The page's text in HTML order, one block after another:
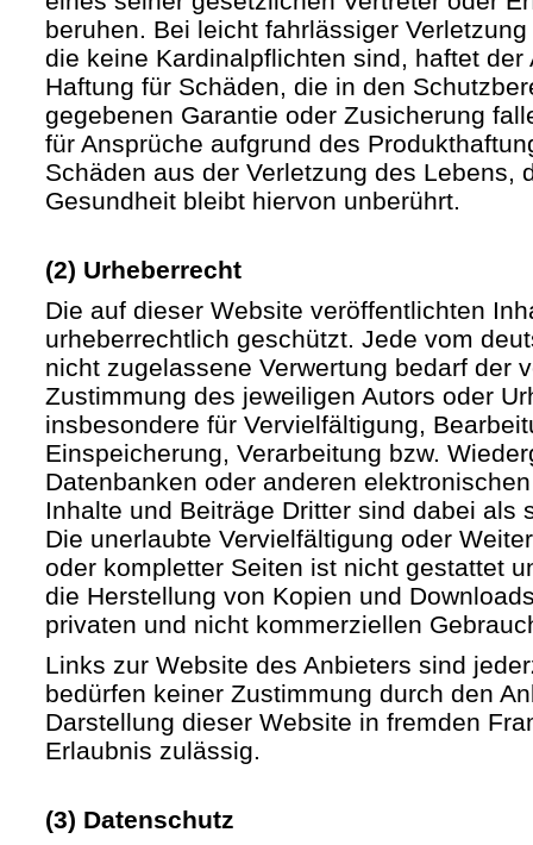
beruhen. Bei leicht fahrlässiger
die keine Kardinalpflichten sind, haftet der
Haftung für Schäden, die in den
gegebenen Garantie oder Zusicherung
für Ansprüche aufgrund des
Schäden aus der Verletzung des Lebens,
Gesundheit bleibt hiervon unberührt.
(2) Urheberrecht
Die auf dieser Website veröffentlichten
urheberrechtlich geschützt. Jede vom
nicht zugelassene Verwertung bedarf der
Zustimmung des jeweiligen Autors oder
insbesondere für Vervielfältigung,
Einspeicherung, Verarbeitung bzw.
Datenbanken oder anderen
Inhalte und Beiträge Dritter sind dabei als
Die unerlaubte Vervielfältigung oder
oder kompletter Seiten ist nicht gestattet
die Herstellung von Kopien und
privaten und nicht kommerziellen
Links zur Website des Anbieters sind
bedürfen keiner Zustimmung durch den
Darstellung dieser Website in fremden
Erlaubnis zulässig.
(3) Datenschutz